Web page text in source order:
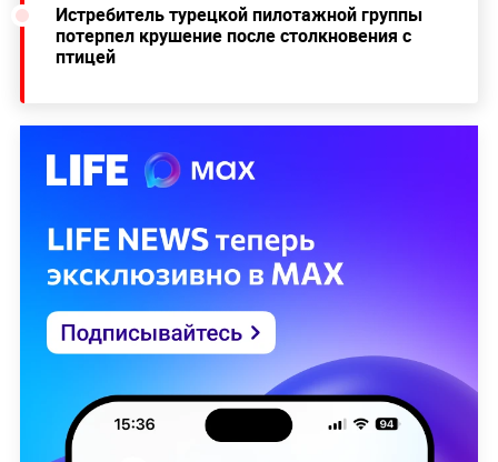
Истребитель турецкой пилотажной группы
потерпел крушение после столкновения с
птицей